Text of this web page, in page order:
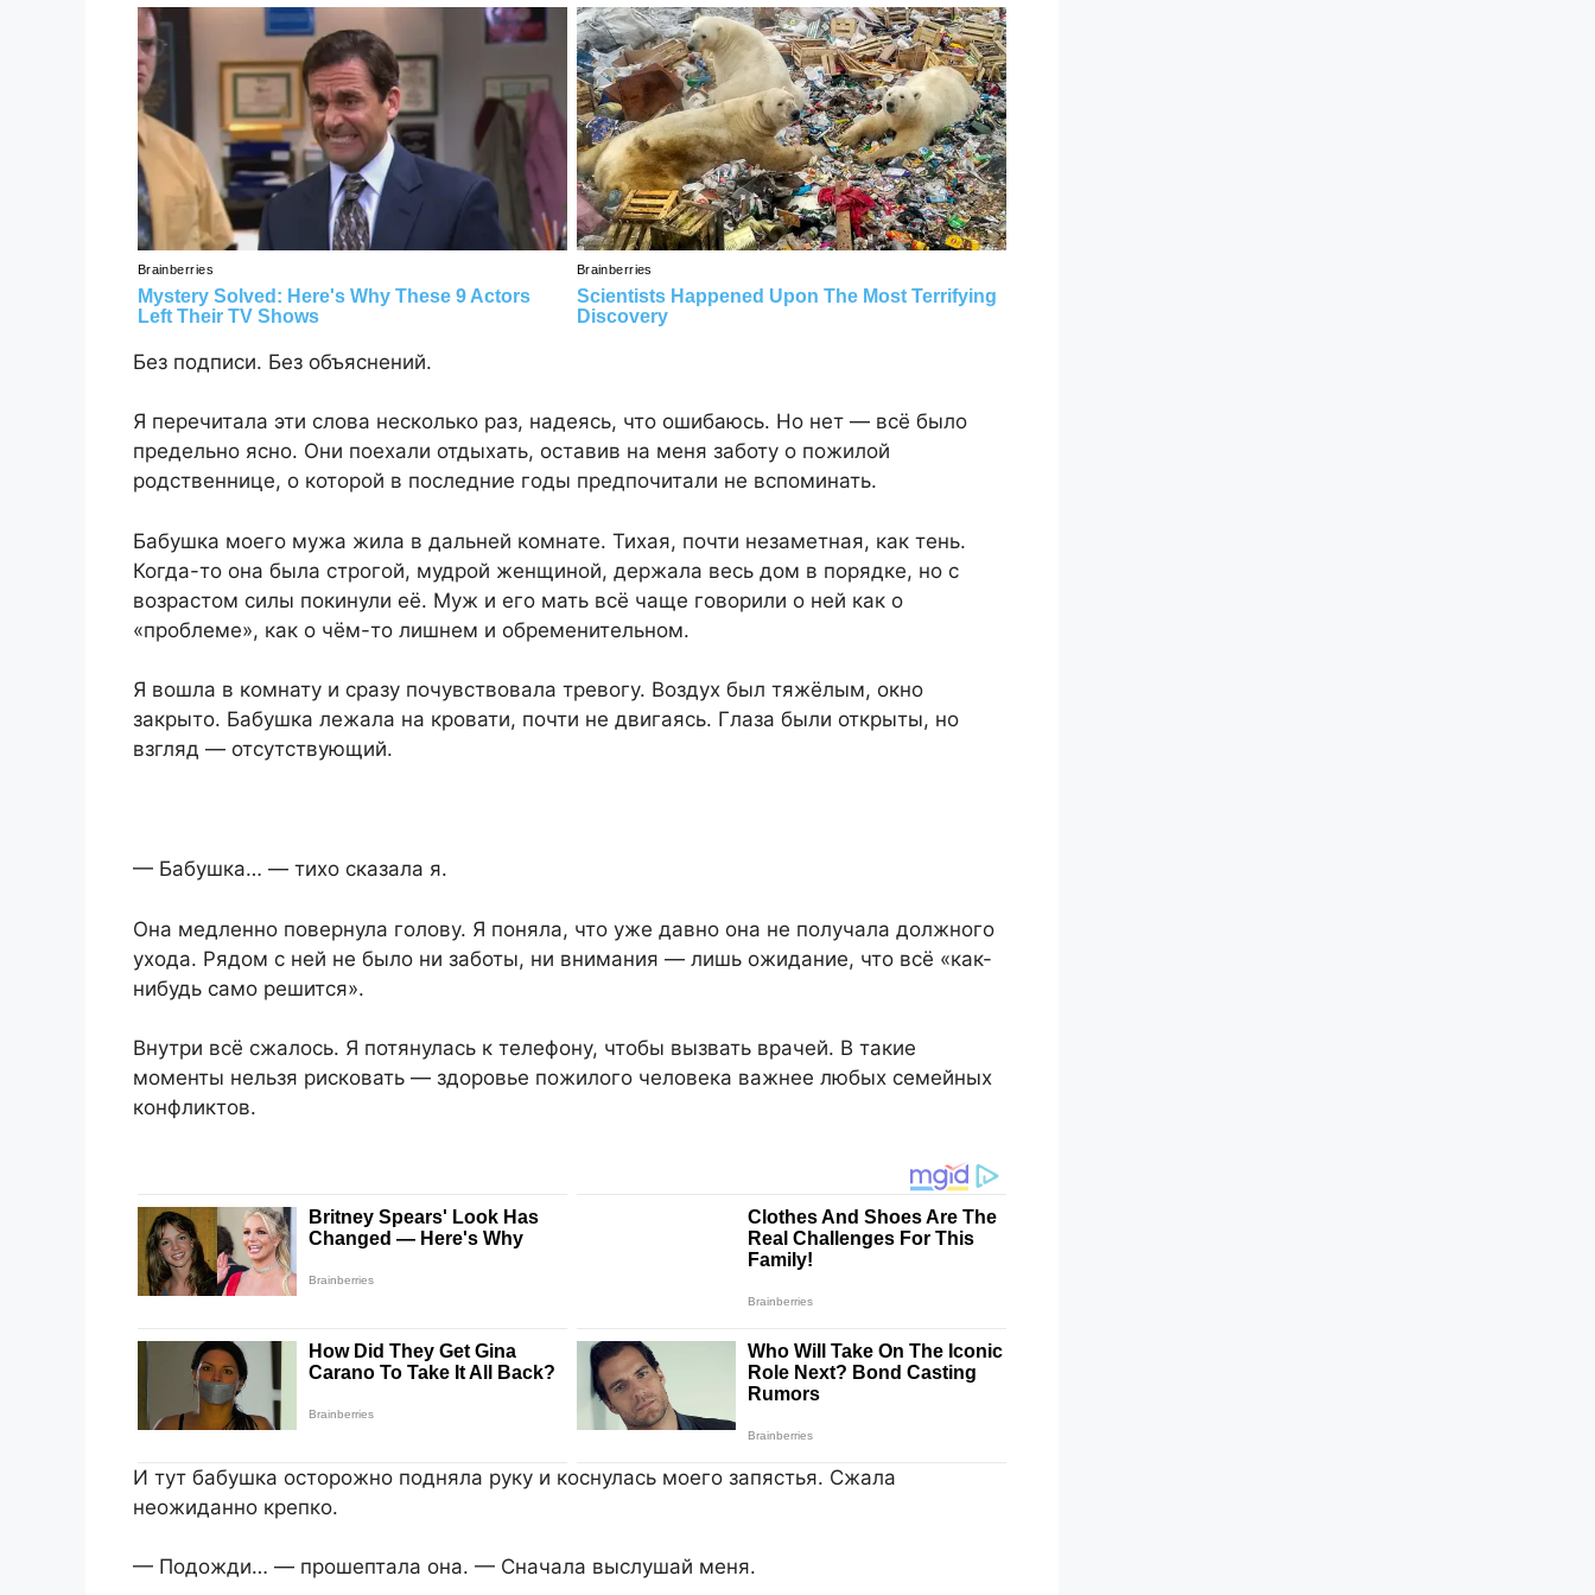
Без подписи. Без объяснений.
Я перечитала эти слова несколько раз, надеясь, что ошибаюсь. Но нет — всё было
предельно ясно. Они поехали отдыхать, оставив на меня заботу о пожилой
родственнице, о которой в последние годы предпочитали не вспоминать.
Бабушка моего мужа жила в дальней комнате. Тихая, почти незаметная, как тень.
Когда-то она была строгой, мудрой женщиной, держала весь дом в порядке, но с
возрастом силы покинули её. Муж и его мать всё чаще говорили о ней как о
«проблеме», как о чём-то лишнем и обременительном.
Я вошла в комнату и сразу почувствовала тревогу. Воздух был тяжёлым, окно
закрыто. Бабушка лежала на кровати, почти не двигаясь. Глаза были открыты, но
взгляд — отсутствующий.
— Бабушка… — тихо сказала я.
Она медленно повернула голову. Я поняла, что уже давно она не получала должного
ухода. Рядом с ней не было ни заботы, ни внимания — лишь ожидание, что всё «как-
нибудь само решится».
Внутри всё сжалось. Я потянулась к телефону, чтобы вызвать врачей. В такие
моменты нельзя рисковать — здоровье пожилого человека важнее любых семейных
конфликтов.
И тут бабушка осторожно подняла руку и коснулась моего запястья. Сжала
неожиданно крепко.
— Подожди… — прошептала она. — Сначала выслушай меня.